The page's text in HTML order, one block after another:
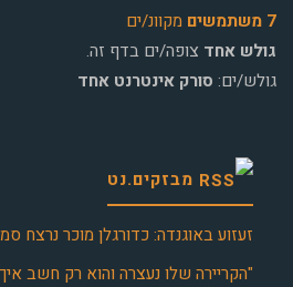
7 משתמשים
מקוונ/ים
גולש אחד צופה/ים בדף זה.
גולש/ים: סורק אינטרנט אחד
מבזקים.נט
זעזוע באוגנדה: כדורגלן מוכר נרצח
"הקריירה שלו נעצרה והוא רק חשב